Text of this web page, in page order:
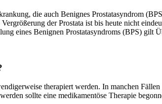
die auch Benignes Prostatasyndrom
der Prostata ist bis heute nicht
eines Benignen Prostatasyndroms (BPS) gilt
therapiert werden. In manchen
sollte eine medikamentöse Therapie